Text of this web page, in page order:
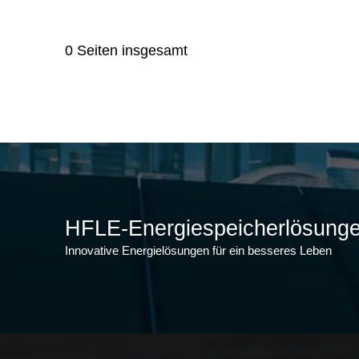
0 Seiten insgesamt
HFLE-
Innovative Energielösungen für ein besseres Leben